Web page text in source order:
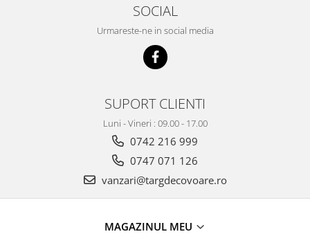
SOCIAL
Urmareste-ne in social media
SUPORT CLIENTI
Luni - Vineri : 09.00 - 17.00
0742 216 999
0747 071 126
vanzari@targdecovoare.ro
MAGAZINUL MEU